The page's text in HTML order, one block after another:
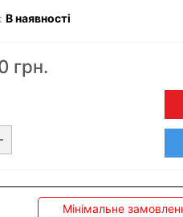
В наявності
грн.
Мінімальне